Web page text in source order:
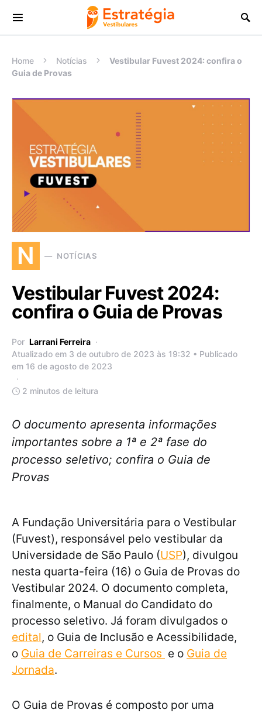
Procurar:
Home Notícias
Vestibular Fuvest 2024: confira o
Guia de Provas
N NOTÍCIAS
Vestibular Fuvest 2024:
confira o Guia de Provas
Por Larrani Ferreira
Atualizado em 3 de outubro de 2023 às 19:32 • Publicado
em 16 de agosto de 2023
2 minutos de leitura
O documento apresenta informações
importantes sobre a 1ª e 2ª fase do
processo seletivo; confira o Guia de
Provas
A Fundação Universitária para o Vestibular
(Fuvest), responsável pelo vestibular da
Universidade de São Paulo (USP), divulgou
nesta quarta-feira (16) o Guia de Provas do
Vestibular 2024. O documento completa,
finalmente, o Manual do Candidato do
processo seletivo. Já foram divulgados o
edital, o Guia de Inclusão e Acessibilidade,
o Guia de Carreiras e Cursos e o Guia de
Jornada.
O Guia de Provas é composto por uma